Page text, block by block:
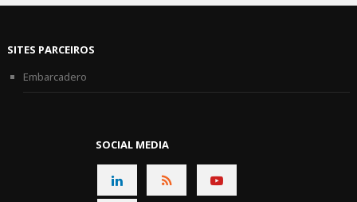
SITES PARCEIROS
Embarcadero
SOCIAL MEDIA
CONNECT CONNECT